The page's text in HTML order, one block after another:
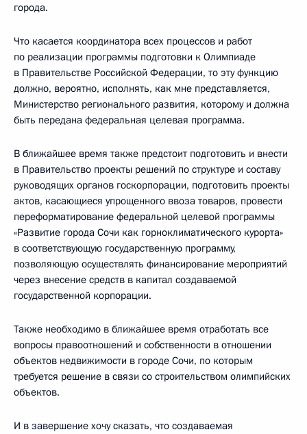
города.
Что касается координатора всех процессов и работ
по реализации программы подготовки к Олимпиаде
в Правительстве Российской Федерации, то эту функцию
должно, вероятно, исполнять, как мне представляется,
Министерство регионального развития, которому и должна
быть передана федеральная целевая программа.
В ближайшее время также предстоит подготовить и внести
в Правительство проекты решений по структуре и составу
руководящих органов госкорпорации, подготовить проекты
актов, касающиеся упрощенного ввоза товаров, провести
переформатирование федеральной целевой программы
«Развитие города Сочи как горноклиматического курорта»
в соответствующую государственную программу,
позволяющую осуществлять финансирование мероприятий
через внесение средств в капитал создаваемой
государственной корпорации.
Также необходимо в ближайшее время отработать все
вопросы правоотношений и собственности в отношении
объектов недвижимости в городе Сочи, по которым
требуется решение в связи со строительством олимпийских
объектов.
И в завершение хочу сказать, что создаваемая